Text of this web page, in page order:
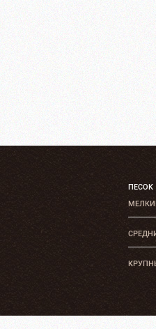
ПЕСОК